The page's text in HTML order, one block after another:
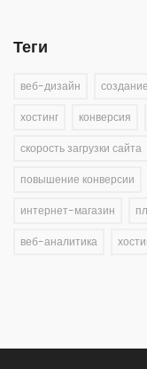
Теги
веб-дизайн
хостинг конверсия
скорость загрузки сайта
повышение конверсии
интернет-магазин
веб-аналитика